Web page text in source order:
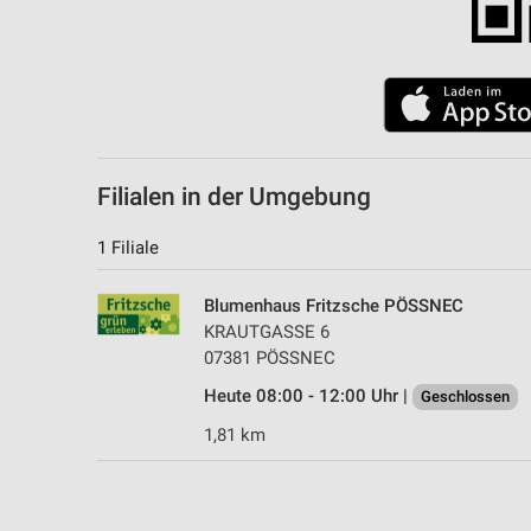
Filialen in der Umgebung
1 Filiale
Blumenhaus Fritzsche PÖSSNEC
KRAUTGASSE 6
07381 PÖSSNEC
Heute 08:00 - 12:00 Uhr |
Geschlossen
1,81 km